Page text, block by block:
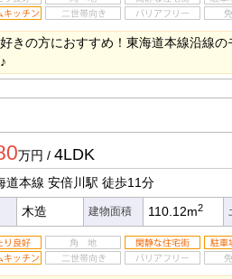
きの方におすすめ！東海道本線沿線
万円 / 4LDK
道本線 安倍川駅 徒歩11分
木造 建物面積 110.12m2